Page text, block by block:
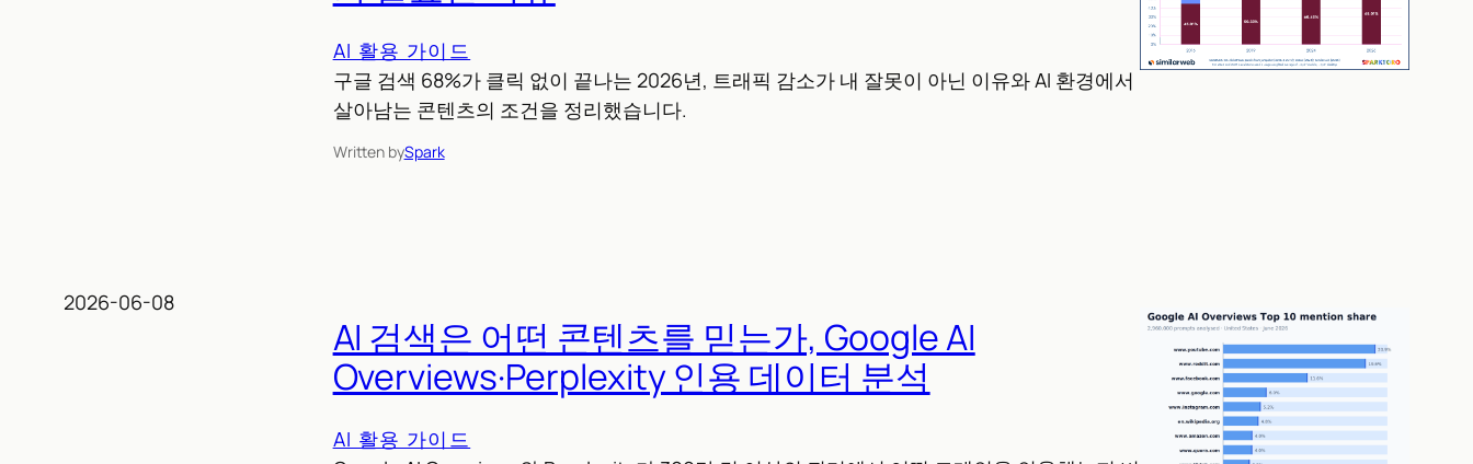
AI 활용 가이드
구글 검색 68%가 클릭 없이 끝나는 2026년, 트래픽 감소가 내 잘못이 아닌 이유와 AI 환경에서
살아남는 콘텐츠의 조건을 정리했습니다.
Written bySpark
2026-06-08
AI 검색은 어떤 콘텐츠를 믿는가, Google AI
Overviews·Perplexity 인용 데이터 분석
AI 활용 가이드